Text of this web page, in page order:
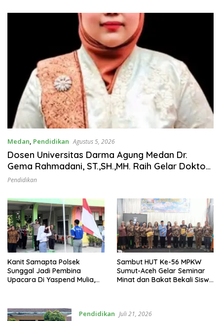
Medan, Pendidikan Agustus 5, 2026
Dosen Universitas Darma Agung Medan Dr.
Gema Rahmadani, ST.,SH.,MH. Raih Gelar Doktor
Hukum Islam dengan Predikat Pujian
Pendidikan
Kanit Samapta Polsek
Sunggal Jadi Pembina
Upacara Di Yaspend Mulia,
Penyalahgunaan Narkoba
Sambut HUT Ke-56 MPKW
Sumut-Aceh Gelar Seminar
Minat dan Bakat Bekali Siswa
Pendidikan Juli 21, 2026